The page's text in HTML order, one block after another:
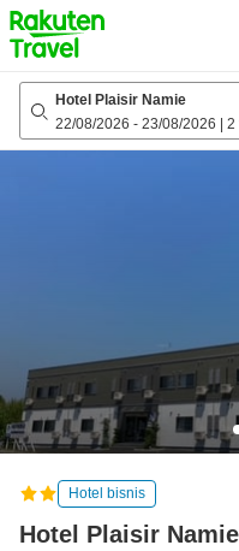
to
top
page
Hotel Plaisir Namie
22/08/2026 - 23/08/2026 2
Hotel bisnis
Hotel Plaisir Namie